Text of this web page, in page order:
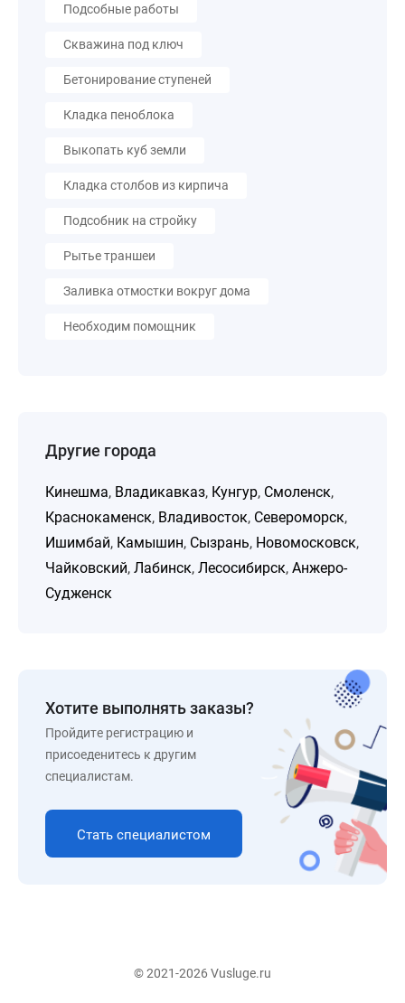
Подсобные работы
Скважина под ключ
Бетонирование ступеней
Кладка пеноблока
Выкопать куб земли
Кладка столбов из кирпича
Подсобник на стройку
Рытье траншеи
Заливка отмостки вокруг дома
Необходим помощник
Другие города
Кинешма, Владикавказ, Кунгур, Смоленск,
Краснокаменск, Владивосток, Североморск,
Ишимбай, Камышин, Сызрань, Новомосковск,
Чайковский, Лабинск, Лесосибирск, Анжеро-
Судженск
Хотите выполнять заказы?
Пройдите регистрацию и
присоеденитесь к другим
специалистам.
Стать специалистом
© 2021-2026 Vusluge.ru